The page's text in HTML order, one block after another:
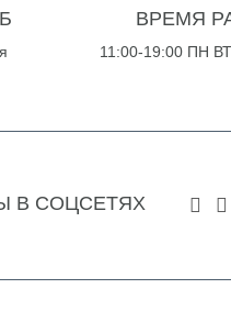
ВРЕМЯ
11:00-19:00 ПН
В СОЦСЕТЯХ